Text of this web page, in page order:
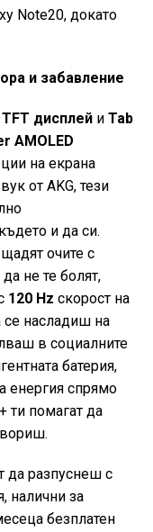
Note20, докато
и забавление
дисплейи Tab
AMOLED
на екрана
от AKG, тези
и да си.
очите с
не те болят,
120 Hz скорост на
насладиш на
в социалните
батерия,
енергия спрямо
ти помагат да
да разпуснеш с
налични за
безплатен